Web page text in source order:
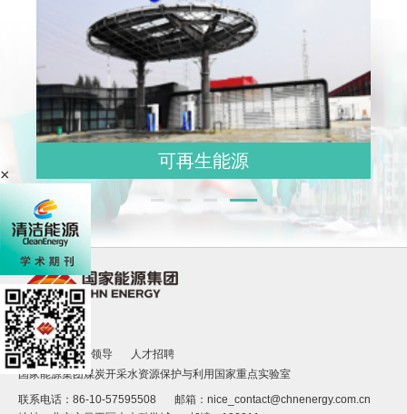
可再生能源
快速链接
法律声明 院领导
人才招聘
国家能源集团煤炭开采水资源保护与利用国家重点实验室
联系电话：86-10-57595508
邮箱：nice_contact@chnenergy.com.cn
×